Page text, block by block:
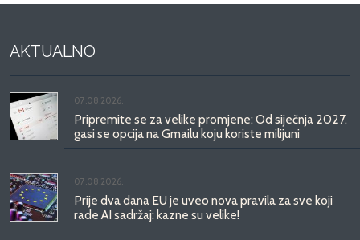
AKTUALNO
07.08.2026.
Pripremite se za velike promjene: Od siječnja 2027.
gasi se opcija na Gmailu koju koriste milijuni
07.08.2026.
Prije dva dana EU je uveo nova pravila za sve koji
rade AI sadržaj: kazne su velike!